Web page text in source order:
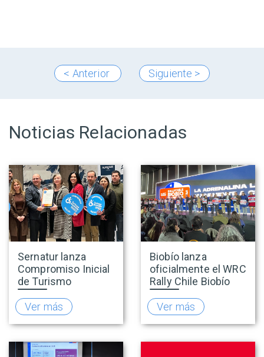
< Anterior Siguiente >
Noticias Relacionadas
Sernatur lanza
Compromiso Inicial
de Turismo
Accesible para
promover una
oferta turística más
inclusiva
Ver más
Biobío lanza
oficialmente el WRC
Rally Chile Biobío
2026 con 141
empresas
adheridas al Sello
Rally
Ver más